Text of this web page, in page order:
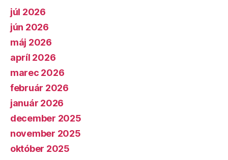
júl 2026
jún 2026
máj 2026
apríl 2026
marec 2026
február 2026
január 2026
december 2025
november 2025
október 2025